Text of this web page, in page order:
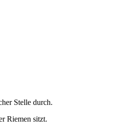
Stelle durch.
Riemen sitzt.